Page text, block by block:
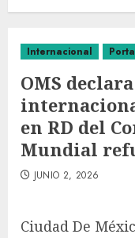
Internacional
OMS
en RD del
Mundial
JUNIO 2, 2026
Ciudad De